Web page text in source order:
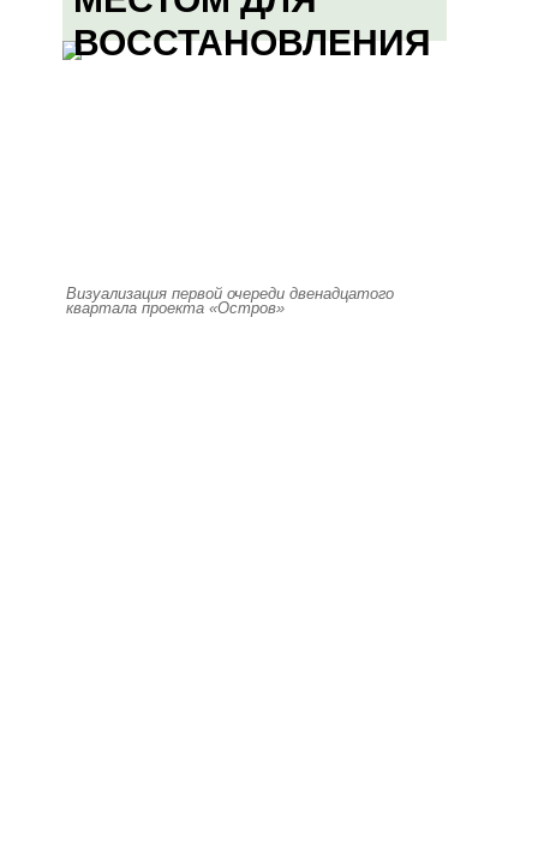
ВОССТАНОВЛЕНИЯ
Визуализация первой очереди двенадцатого
квартала проекта «Остров»